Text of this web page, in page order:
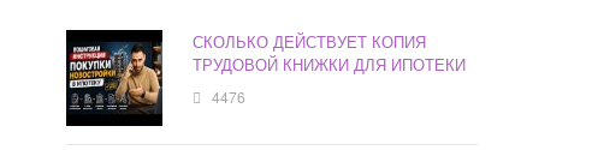
СКОЛЬКО ДЕЙСТВУЕТ КОПИЯ
ТРУДОВОЙ КНИЖКИ ДЛЯ ИПОТЕКИ
4476